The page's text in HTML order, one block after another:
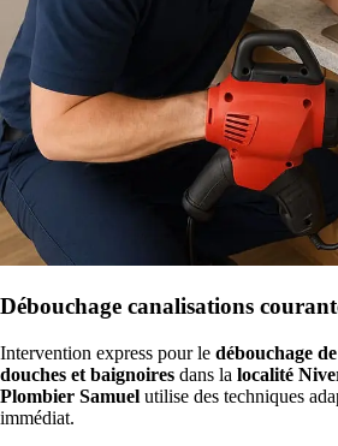
Débouchage canalisations
Intervention express pour le débouchage
douches et baignoires dans la localité
Plombier Samuel utilise des techniques
immédiat.